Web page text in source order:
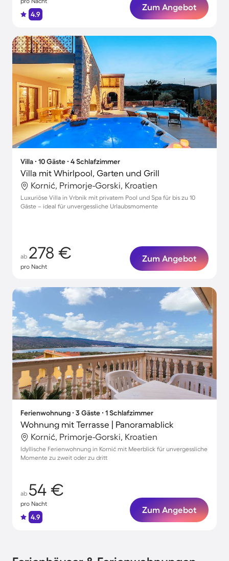
4.9
Zum Angebot
Villa ∙ 10 Gäste ∙ 4 Schlafzimmer
Villa mit Whirlpool, Garten und Grill
Kornić, Primorje-Gorski, Kroatien
Luxuriöse Villa in Vrbnik mit privatem Pool und Spa für bis zu 10
Gäste – ideal für unvergessliche Urlaubsmomente
ab 278 €
pro Nacht
Zum Angebot
Ferienwohnung ∙ 3 Gäste ∙ 1 Schlafzimmer
Wohnung mit Terrasse | Panoramablick
Kornić, Primorje-Gorski, Kroatien
Idyllische Ferienwohnung in Kornić mit Meerblick für unvergessliche
Momente zu zweit oder zu dritt
ab 54 €
pro Nacht
4.9
Zum Angebot